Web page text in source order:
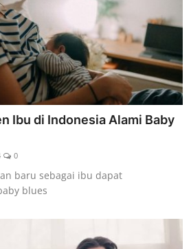
Ibu di Indonesia Alami Baby
0
baru sebagai ibu dapat
blues